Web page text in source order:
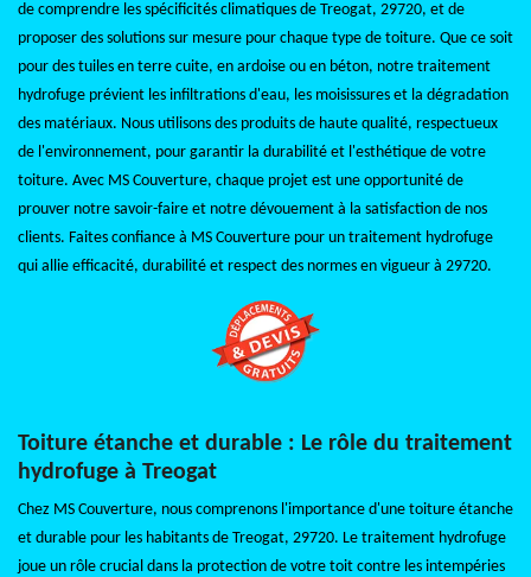
de comprendre les spécificités climatiques de Treogat, 29720, et de
proposer des solutions sur mesure pour chaque type de toiture. Que ce soit
pour des tuiles en terre cuite, en ardoise ou en béton, notre traitement
hydrofuge prévient les infiltrations d'eau, les moisissures et la dégradation
des matériaux. Nous utilisons des produits de haute qualité, respectueux
de l'environnement, pour garantir la durabilité et l'esthétique de votre
toiture. Avec MS Couverture, chaque projet est une opportunité de
prouver notre savoir-faire et notre dévouement à la satisfaction de nos
clients. Faites confiance à MS Couverture pour un traitement hydrofuge
qui allie efficacité, durabilité et respect des normes en vigueur à 29720.
Toiture étanche et durable : Le rôle du traitement
hydrofuge à Treogat
Chez MS Couverture, nous comprenons l'importance d'une toiture étanche
et durable pour les habitants de Treogat, 29720. Le traitement hydrofuge
joue un rôle crucial dans la protection de votre toit contre les intempéries